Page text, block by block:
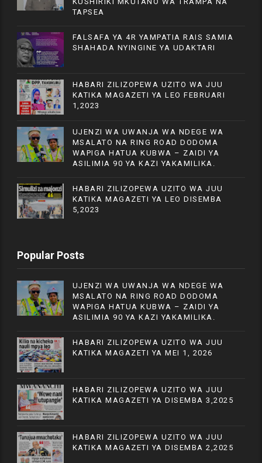
TAPSEA
FALSAFA YA 4R YAMPATIA RAIS SAMIA
SHAHADA NYINGINE YA UDAKTARI
HABARI ZILIZOPEWA UZITO WA JUU
KATIKA MAGAZETI YA LEO FEBRUARI
1,2023
UJENZI WA UWANJA WA NDEGE WA
MSALATO NA RING ROAD DODOMA
WAPIGA HATUA KUBWA – ZAIDI YA
ASILIMIA 90 YA KAZI YAKAMILIKA.
HABARI ZILIZOPEWA UZITO WA JUU
KATIKA MAGAZETI YA LEO DISEMBA
5,2023
Popular Posts
UJENZI WA UWANJA WA NDEGE WA
MSALATO NA RING ROAD DODOMA
WAPIGA HATUA KUBWA – ZAIDI YA
ASILIMIA 90 YA KAZI YAKAMILIKA.
HABARI ZILIZOPEWA UZITO WA JUU
KATIKA MAGAZETI YA MEI 1, 2026
HABARI ZILIZOPEWA UZITO WA JUU
KATIKA MAGAZETI YA DISEMBA 3,2025
HABARI ZILIZOPEWA UZITO WA JUU
KATIKA MAGAZETI YA DISEMBA 2,2025